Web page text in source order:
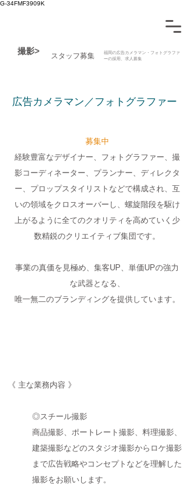
G-34FMF3909K
撮影>
福岡の広告カメラマン・フォトグラファ
ーの採用、求人募集
スタッフ募集
広告カメラマン／フォトグラファー
募集中
経験豊富なデザイナー、フォトグラファー、撮
影コーディネーター、プランナー、ディレクタ
ー、プロップスタイリストなどで構成され、互
いの領域をクロスオーバーし、螺旋階段を駆け
上がるように全てのクオリティを高めていく少
数精鋭のクリエイティブ集団です。
事業の真価を見極め、集客UP、単価UPの強力
な武器となる、
唯一無二のブランディングを提供しています。
《 主な業務内容 》
◎スチール撮影
商品撮影、ポートレート撮影、料理撮影、
建築撮影などのスタジオ撮影からロケ撮影
まで広告戦略やコンセプトなどを理解した
撮影をお願いします。